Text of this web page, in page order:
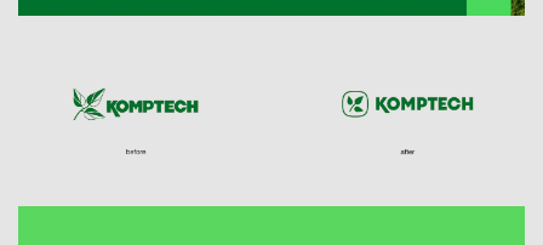
Geschäftsmodell, das Maschinen- und
Anlagenbau ebenso umfasst wie Beratung
und digitale Services. So soll Komptech sein
ausschöpfen und seinen Kund*innen die